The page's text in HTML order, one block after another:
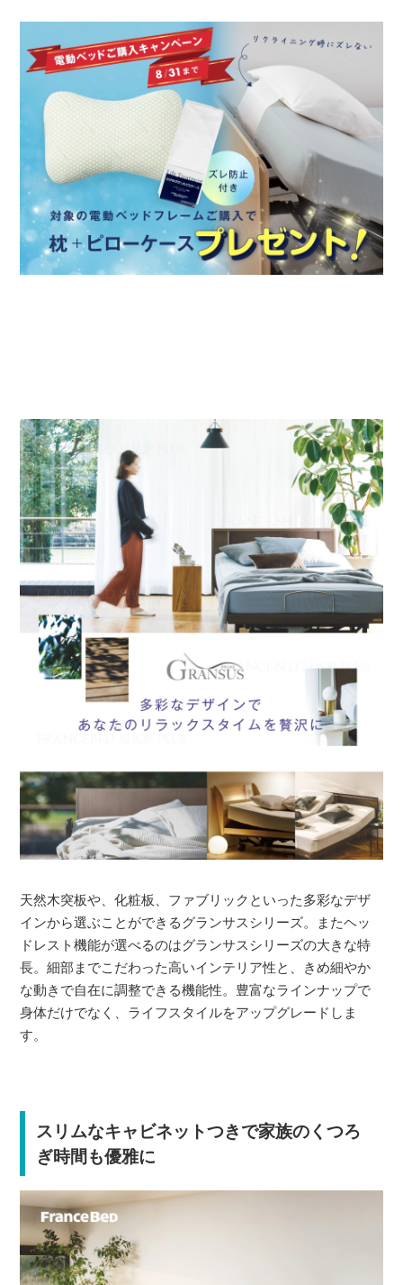
天然木突板や、化粧板、ファブリックといった多彩なデザ
インから選ぶことができるグランサスシリーズ。またヘッ
ドレスト機能が選べるのはグランサスシリーズの大きな特
長。細部までこだわった高いインテリア性と、きめ細やか
な動きで自在に調整できる機能性。豊富なラインナップで
身体だけでなく、ライフスタイルをアップグレードしま
す。
スリムなキャビネットつきで家族のくつろ
ぎ時間も優雅に